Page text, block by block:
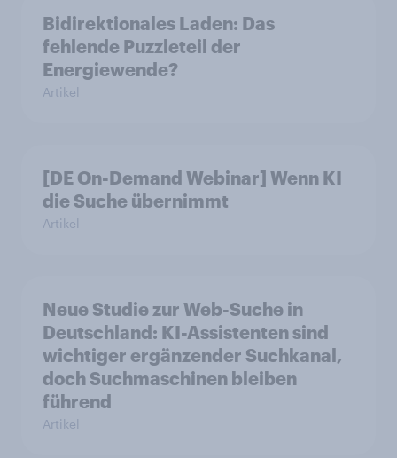
Bidirektionales Laden: Das
fehlende Puzzleteil der
Energiewende?
Artikel
[DE On-Demand Webinar] Wenn KI
die Suche übernimmt
Artikel
Neue Studie zur Web-Suche in
Deutschland: KI-Assistenten sind
wichtiger ergänzender Suchkanal,
doch Suchmaschinen bleiben
führend
Artikel